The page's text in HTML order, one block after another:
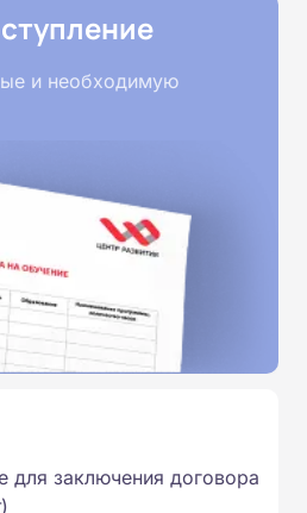
и необходимую
для заключения договора